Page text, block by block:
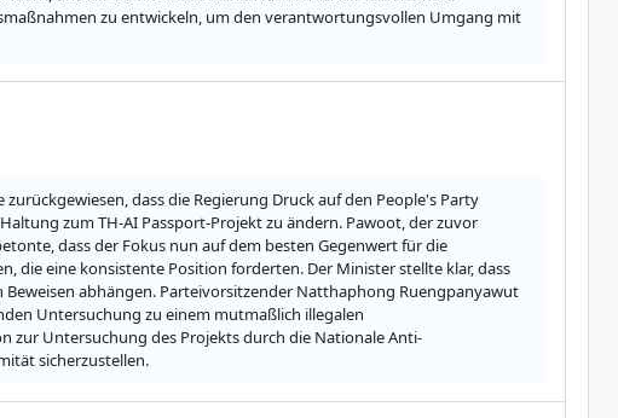
zu entwickeln, um den verantwortungsvollen Umgang mit
dass die Regierung Druck auf den People's Party
zum TH-AI Passport-Projekt zu ändern. Pawoot, der zuvor
dass der Fokus nun auf dem besten Gegenwert für die
die eine konsistente Position forderten. Der Minister stellte klar, dass
abhängen. Parteivorsitzender Natthaphong Ruengpanyawut
Untersuchung zu einem mutmaßlich illegalen
zur Untersuchung des Projekts durch die Nationale Anti-
sicherzustellen.